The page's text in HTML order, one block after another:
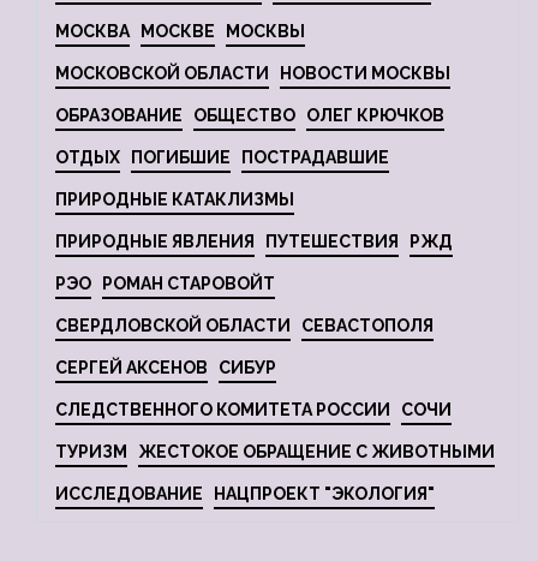
МОСКВА МОСКВЕ МОСКВЫ
МОСКОВСКОЙ ОБЛАСТИ НОВОСТИ МОСКВЫ
ОБРАЗОВАНИЕ ОБЩЕСТВО ОЛЕГ КРЮЧКОВ
ОТДЫХ ПОГИБШИЕ ПОСТРАДАВШИЕ
ПРИРОДНЫЕ КАТАКЛИЗМЫ
ПРИРОДНЫЕ ЯВЛЕНИЯ ПУТЕШЕСТВИЯ РЖД
РЭО РОМАН СТАРОВОЙТ
СВЕРДЛОВСКОЙ ОБЛАСТИ СЕВАСТОПОЛЯ
СЕРГЕЙ АКСЕНОВ СИБУР
СЛЕДСТВЕННОГО КОМИТЕТА РОССИИ СОЧИ
ТУРИЗМ ЖЕСТОКОЕ ОБРАЩЕНИЕ С ЖИВОТНЫМИ
ИССЛЕДОВАНИЕ НАЦПРОЕКТ "ЭКОЛОГИЯ"